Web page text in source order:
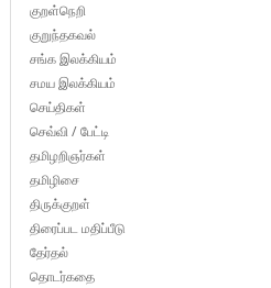
குறள்நெறி
குறுந்தகவல்
சங்க இலக்கியம்
சமய இலக்கியம்
செய்திகள்
செவ்வி / பேட்டி
தமிழறிஞர்கள்
தமிழிசை
திருக்குறள்
திரைப்பட மதிப்பீடு
தேர்தல்
தொடர்கதை